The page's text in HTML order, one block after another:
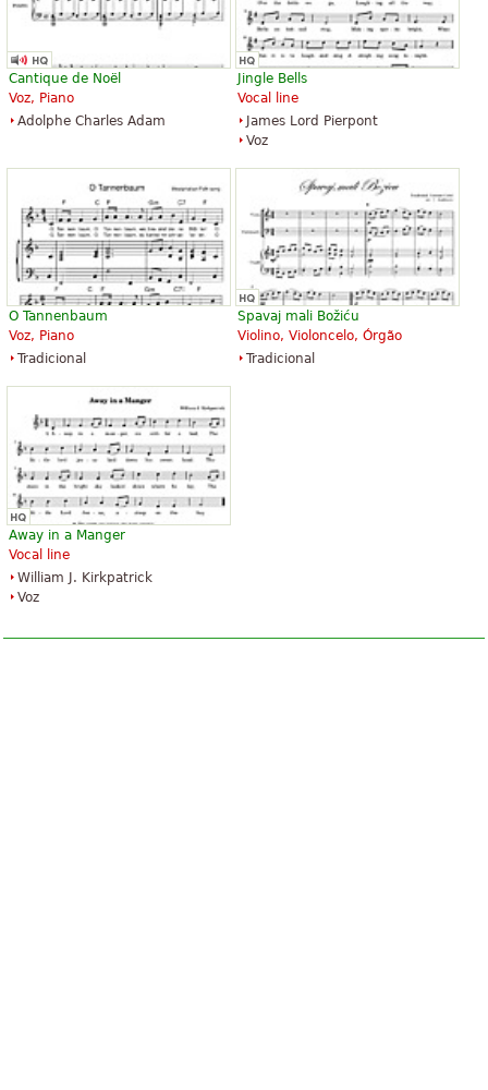
Silent Night
$1.95
Soprano Voice, Choir, Voice Solo
E.C. Schirmer Publishing
Silent Night, Holy Night
$1.95
Percussion, Handbell, Choir
Hope Publishing Company
Silent Night
$2.95
Piano Solo
Alfred Music Publishing
Silent Night, Holy Night
$5.95
Violin
Majestic Music Publications
Silent Night
$16.95
Clarinet quartet, Woodwind
quartet, Clarinet
Advance Music
Cantique de Noël
Voz, Piano
Adolphe Charles Adam
Jingle Bells
Vocal line
James Lord Pierpont
Voz
O Tannenbaum
Voz, Piano
Tradicional
Spavaj mali Božiću
Violino, Violoncelo, Órgão
Tradicional
Away in a Manger
Vocal line
William J. Kirkpatrick
Voz